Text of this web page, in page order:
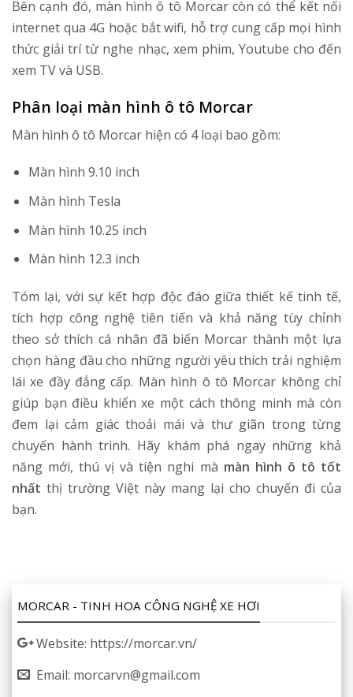
Bên cạnh đó, màn hình ô tô Morcar còn có thể kết nối
internet qua 4G hoặc bắt wifi, hỗ trợ cung cấp mọi hình
thức giải trí từ nghe nhạc, xem phim, Youtube cho đến
xem TV và USB.
Phân loại màn hình ô tô Morcar
Màn hình ô tô Morcar hiện có 4 loại bao gồm:
Màn hình 9.10 inch
Màn hình Tesla
Màn hình 10.25 inch
Màn hình 12.3 inch
Tóm lại, với sự kết hợp độc đáo giữa thiết kế tinh tế,
tích hợp công nghệ tiên tiến và khả năng tùy chỉnh
theo sở thích cá nhân đã biến Morcar thành một lựa
chọn hàng đầu cho những người yêu thích trải nghiệm
lái xe đầy đẳng cấp. Màn hình ô tô Morcar không chỉ
giúp bạn điều khiển xe một cách thông minh mà còn
đem lại cảm giác thoải mái và thư giãn trong từng
chuyến hành trình. Hãy khám phá ngay những khả
năng mới, thú vị và tiện nghi mà màn hình ô tô tốt
nhất thị trường Việt này mang lại cho chuyến đi của
bạn.
MORCAR - TINH HOA CÔNG NGHỆ XE HƠI
Website: https://morcar.vn/
Email: morcarvn@gmail.com